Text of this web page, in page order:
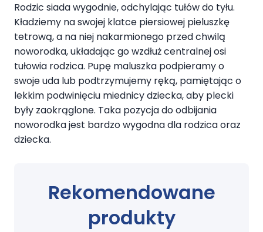
Rodzic siada wygodnie, odchylając tułów do tyłu.
Kładziemy na swojej klatce piersiowej pieluszkę
tetrową, a na niej nakarmionego przed chwilą
noworodka, układając go wzdłuż centralnej osi
tułowia rodzica. Pupę maluszka podpieramy o
swoje uda lub podtrzymujemy ręką, pamiętając o
lekkim podwinięciu miednicy dziecka, aby plecki
były zaokrąglone. Taka pozycja do odbijania
noworodka jest bardzo wygodna dla rodzica oraz
dziecka.
Rekomendowane
produkty